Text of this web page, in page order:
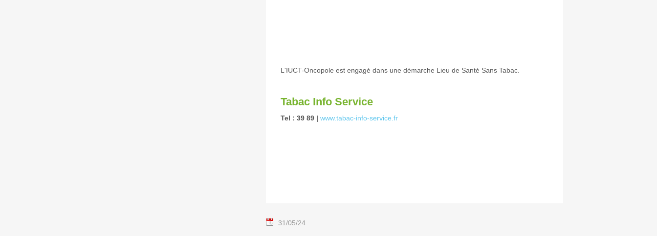
L'IUCT-Oncopole est engagé dans une démarche Lieu de Santé Sans Tabac.
Tabac Info Service
Tel : 39 89 | www.tabac-info-service.fr
31/05/24